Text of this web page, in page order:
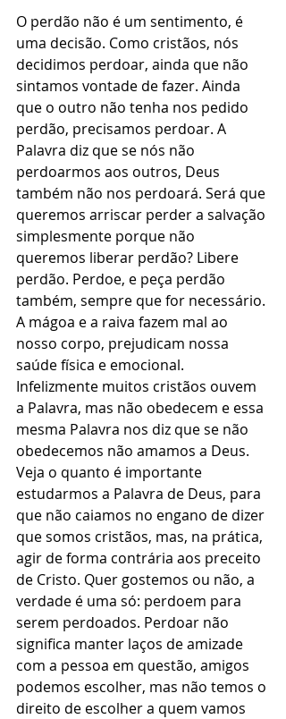
O perdão não é um sentimento, é
uma decisão. Como cristãos, nós
decidimos perdoar, ainda que não
sintamos vontade de fazer. Ainda
que o outro não tenha nos pedido
perdão, precisamos perdoar. A
Palavra diz que se nós não
perdoarmos aos outros, Deus
também não nos perdoará. Será que
queremos arriscar perder a salvação
simplesmente porque não
queremos liberar perdão? Libere
perdão. Perdoe, e peça perdão
também, sempre que for necessário.
A mágoa e a raiva fazem mal ao
nosso corpo, prejudicam nossa
saúde física e emocional.
Infelizmente muitos cristãos ouvem
a Palavra, mas não obedecem e essa
mesma Palavra nos diz que se não
obedecemos não amamos a Deus.
Veja o quanto é importante
estudarmos a Palavra de Deus, para
que não caiamos no engano de dizer
que somos cristãos, mas, na prática,
agir de forma contrária aos preceito
de Cristo. Quer gostemos ou não, a
verdade é uma só: perdoem para
serem perdoados. Perdoar não
significa manter laços de amizade
com a pessoa em questão, amigos
podemos escolher, mas não temos o
direito de escolher a quem vamos